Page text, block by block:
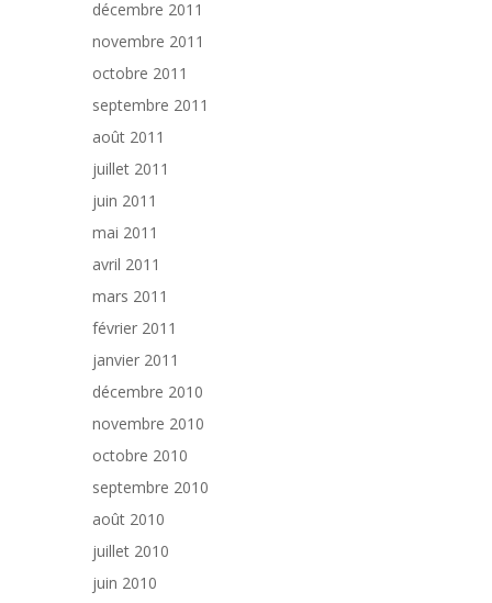
décembre 2011
novembre 2011
octobre 2011
septembre 2011
août 2011
juillet 2011
juin 2011
mai 2011
avril 2011
mars 2011
février 2011
janvier 2011
décembre 2010
novembre 2010
octobre 2010
septembre 2010
août 2010
juillet 2010
juin 2010